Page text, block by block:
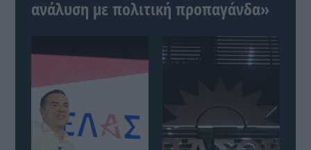
ανάλυση με πολιτική προπαγάνδα»